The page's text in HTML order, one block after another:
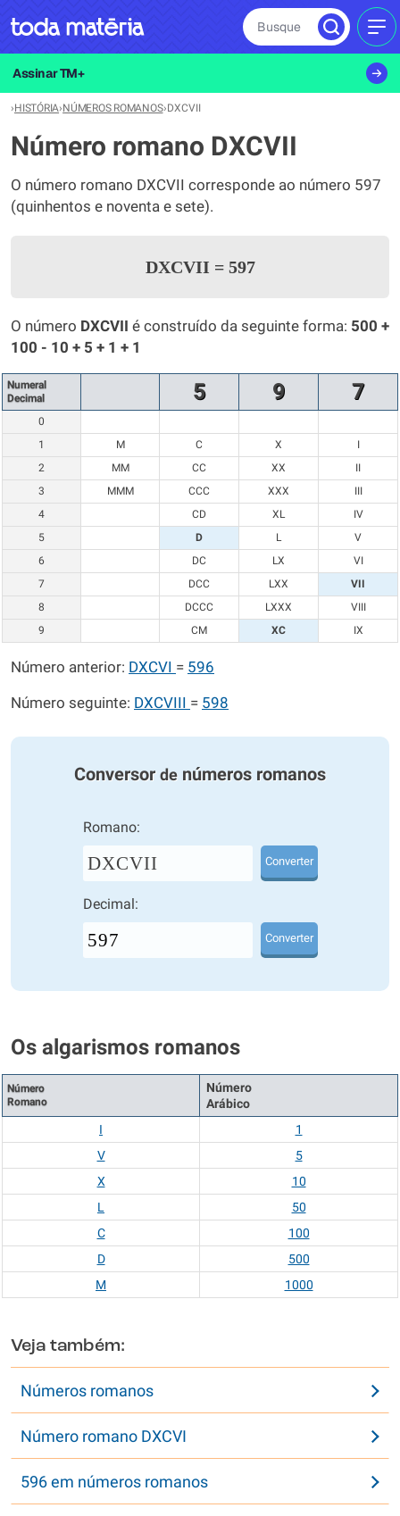
Busque
Assinar TM+
›HISTÓRIA›NÚMEROS ROMANOS›DXCVII
Número romano DXCVII
O número romano DXCVII corresponde ao número 597
(quinhentos e noventa e sete).
DXCVII =597
O número DXCVII é construído da seguinte forma: 500 +
100 - 10 + 5 + 1 + 1
Numeral
Decimal
5 9 7
0
1
M C X
I
2
MM CC XX
II
3
MMM CCC XXX
III
4
CD XL
IV
5
D L
V
6
DC LX
VI
7
DCC LXX
VII
8
DCCC LXXX
VIII
9
CM XC IX
Número anterior: DXCVI = 596
Número seguinte: DXCVIII = 598
Conversor de números romanos
Romano:
DXCVII Converter
Decimal:
Converter
Os algarismos romanos
Número
Romano
Número
Arábico
I
1
V
5
X
10
L
50
C
100
D
500
M
1000
Veja também:
Números romanos
Número romano DXCVI
596 em números romanos